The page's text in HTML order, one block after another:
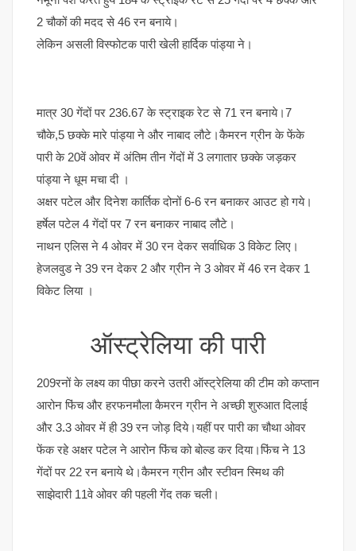
2 चौकों की मदद से 46 रन बनाये।
लेकिन असली विस्फोटक पारी खेली हार्दिक पांड्या ने।
मात्र 30 गेंदों पर 236.67 के स्ट्राइक रेट से 71 रन बनाये।7
चौके,5 छक्के मारे पांड्या ने और नाबाद लौटे।कैमरन ग्रीन के फेंके
पारी के 20वें ओवर में अंतिम तीन गेंदों में 3 लगातार छक्के जड़कर
पांड्या ने धूम मचा दी ।
अक्षर पटेल और दिनेश कार्तिक दोनों 6-6 रन बनाकर आउट हो गये।
हर्षेल पटेल 4 गेंदों पर 7 रन बनाकर नाबाद लौटे।
नाथन एलिस ने 4 ओवर में 30 रन देकर सर्वाधिक 3 विकेट लिए।
हेजलवुड ने 39 रन देकर 2 और ग्रीन ने 3 ओवर में 46 रन देकर 1
विकेट लिया ।
ऑस्ट्रेलिया की पारी
209रनों के लक्ष्य का पीछा करने उतरी ऑस्ट्रेलिया की टीम को कप्तान
आरोन फिंच और हरफनमौला कैमरन ग्रीन ने अच्छी शुरुआत दिलाई
और 3.3 ओवर में ही 39 रन जोड़ दिये।यहीं पर पारी का चौथा ओवर
फेंक रहे अक्षर पटेल ने आरोन फिंच को बोल्ड कर दिया।फिंच ने 13
गेंदों पर 22 रन बनाये थे।कैमरन ग्रीन और स्टीवन स्मिथ की
साझेदारी 11वे ओवर की पहली गेंद तक चली।